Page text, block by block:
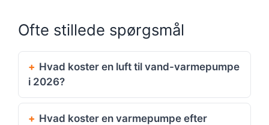
Ofte stillede spørgsmål
Hvad koster en luft til vand-varmepumpe
i 2026?
Hvad koster en varmepumpe efter